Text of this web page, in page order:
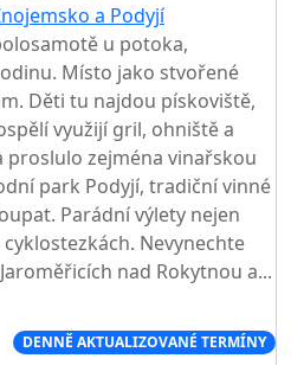
a Podyjí
u potoka,
Místo jako stvořené
Děti tu najdou pískoviště,
využijí gril, ohniště a
zejména vinařskou
park Podyjí, tradiční vinné
Parádní výlety nejen
Nevynechte
nad Rokytnou a...
DENNĚ AKTUALIZOVANÉ TERMÍNY